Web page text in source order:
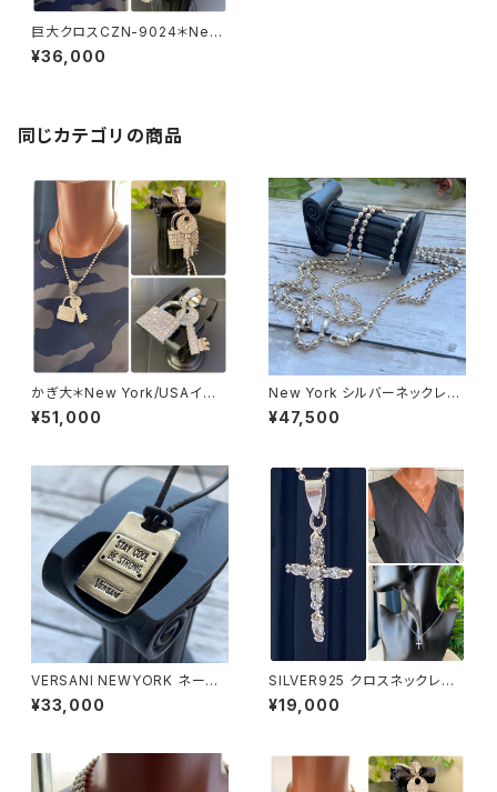
巨大クロスCZN-9024＊New
Yorkインポートジュエリー｜C
Z/キュービックジルコニア&シル
¥36,000
同じカテゴリの商品
かぎ大＊New York/USAイン
ポートペンダントトップ｜BIGカ
ギ・KEY CZ/キュービックジルコ
¥51,000
New York シルバーネックレス
50cm ボールチェーン 太め 5m
mボール Silver925
¥47,500
VERSANI NEWYORK ネーム
プレート チョーカー SILVER92
5 ペンダント【Stay Cool Be S
¥33,000
SILVER925 クロスネックレス
NewYorkインポートジュエリー
｜CZ/キュービックジルコニア&
架クロスネックレス
¥19,000